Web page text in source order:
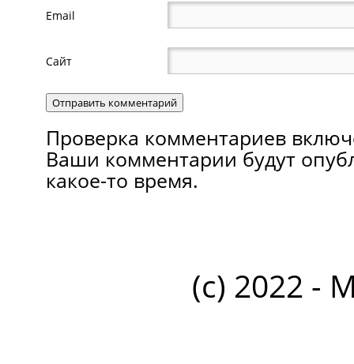
Email
Сайт
Проверка комментариев
Ваши комментарии будут
какое-то время.
(c) 2022 -